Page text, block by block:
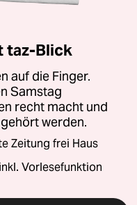
taz-Blick
auf die Finger.
Samstag
recht macht und
werden.
Zeitung frei Haus
Vorlesefunktion